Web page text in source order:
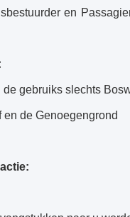
en
gebruiks slechts
de Genoegengrond